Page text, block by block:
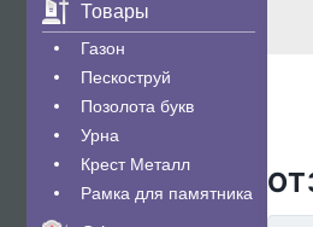
Товары
Газон
Пескоструй
Позолота букв
Урна
Крест Металл
Рамка для памятника